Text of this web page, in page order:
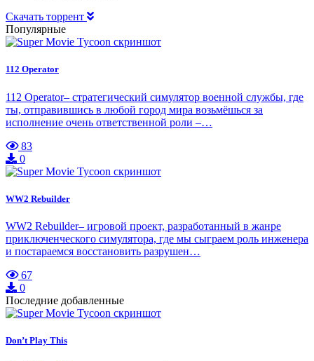
Скачать торрент
Популярные
112 Operator
112 Operator– стратегический симулятор военной службы, где
ты, отправившись в любой город мира возьмёшься за
исполнение очень ответственной роли –…
83
0
WW2 Rebuilder
WW2 Rebuilder– игровой проект, разработанный в жанре
приключенческого симулятора, где мы сыграем роль инженера
и постараемся восстановить разрушен…
67
0
Последние добавленные
Don’t Play This